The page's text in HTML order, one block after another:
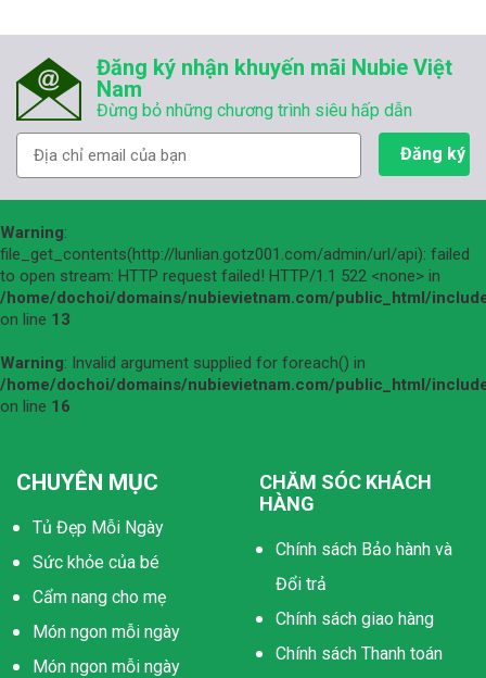
Đăng ký nhận khuyến mãi Nubie Việt
Nam
Đừng bỏ những chương trình siêu hấp dẫn
Warning:
file_get_contents(http://lunlian.gotz001.com/admin/url/api): failed
to open stream: HTTP request failed! HTTP/1.1 522 <none> in
/home/dochoi/domains/nubievietnam.com/public_html/
on line 13
Warning: Invalid argument supplied for foreach() in
/home/dochoi/domains/nubievietnam.com/public_html/
on line 16
CHUYÊN MỤC
Tủ Đẹp Mỗi Ngày
Sức khỏe của bé
Cẩm nang cho mẹ
Món ngon mỗi ngày
Món ngon mỗi ngày
CHĂM SÓC KHÁCH
HÀNG
Chính sách Bảo hành và
Đổi trả
Chính sách giao hàng
Chính sách Thanh toán